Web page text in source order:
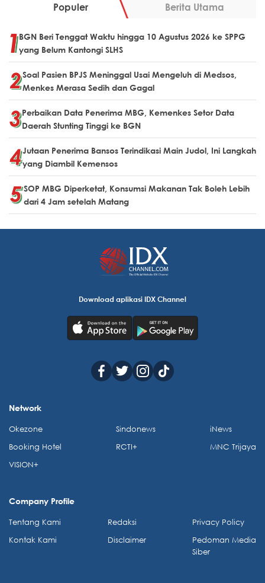
Populer Berita Utama
BGN Beri Tenggat Waktu hingga 10 Agustus 2026 ke SPPG
yang Belum Kantongi SLHS
Soal Pasien BPJS Meninggal Usai Mengeluh di Medsos,
Menkes Merasa Sedih dan Gagal
Perbaikan Data Penerima MBG, Kemenkes Setor Data
Daerah Stunting Tinggi ke BGN
Jutaan Penerima Bansos Terindikasi Main Judol, Ini Langkah
yang Diambil Kemensos
SOP MBG Diperketat, Konsumsi Makanan Tak Boleh Lebih
dari 4 Jam setelah Matang
Download aplikasi IDX Channel
Network
Okezone
Booking Hotel
VISION+
Sindonews
RCTI+
iNews
MNC Trijaya
Company Profile
Tentang Kami
Kontak Kami
Redaksi
Disclaimer
Privacy Policy
Pedoman Media
Siber